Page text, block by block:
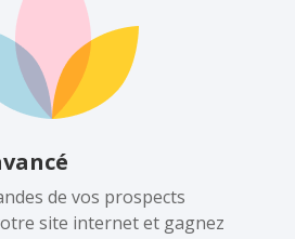
de vos prospects
site internet et gagnez